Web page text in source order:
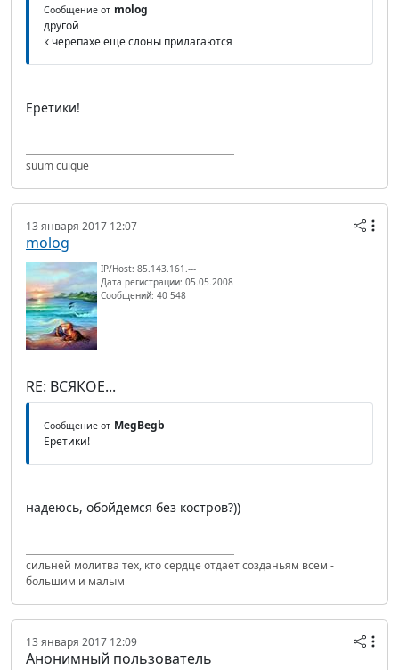
Сообщение от molog
другой
к черепахе еще слоны прилагаются
Еретики!
suum cuique
13 января 2017 12:07
molog
IP/Host: 85.143.161.---
Дата регистрации: 05.05.2008
Сообщений: 40 548
RE: ВСЯКОЕ...
Сообщение от MegBegb
Еретики!
надеюсь, обойдемся без костров?))
сильней молитва тех, кто сердце отдает созданьям всем -
большим и малым
13 января 2017 12:09
Анонимный пользователь